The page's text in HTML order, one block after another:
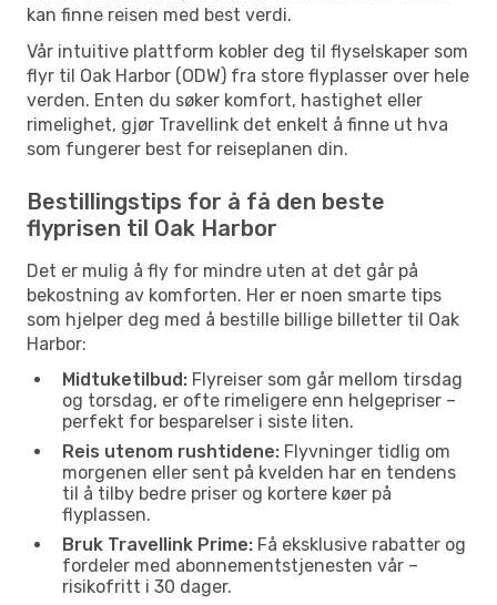
kan finne reisen med best verdi.
Vår intuitive plattform kobler deg til flyselskaper som
flyr til Oak Harbor (ODW) fra store flyplasser over hele
verden. Enten du søker komfort, hastighet eller
rimelighet, gjør Travellink det enkelt å finne ut hva
som fungerer best for reiseplanen din.
Bestillingstips for å få den beste
flyprisen til Oak Harbor
Det er mulig å fly for mindre uten at det går på
bekostning av komforten. Her er noen smarte tips
som hjelper deg med å bestille billige billetter til Oak
Harbor:
Midtuketilbud: Flyreiser som går mellom tirsdag
og torsdag, er ofte rimeligere enn helgepriser –
perfekt for besparelser i siste liten.
Reis utenom rushtidene: Flyvninger tidlig om
morgenen eller sent på kvelden har en tendens
til å tilby bedre priser og kortere køer på
flyplassen.
Bruk Travellink Prime: Få eksklusive rabatter og
fordeler med abonnementstjenesten vår –
risikofritt i 30 dager.